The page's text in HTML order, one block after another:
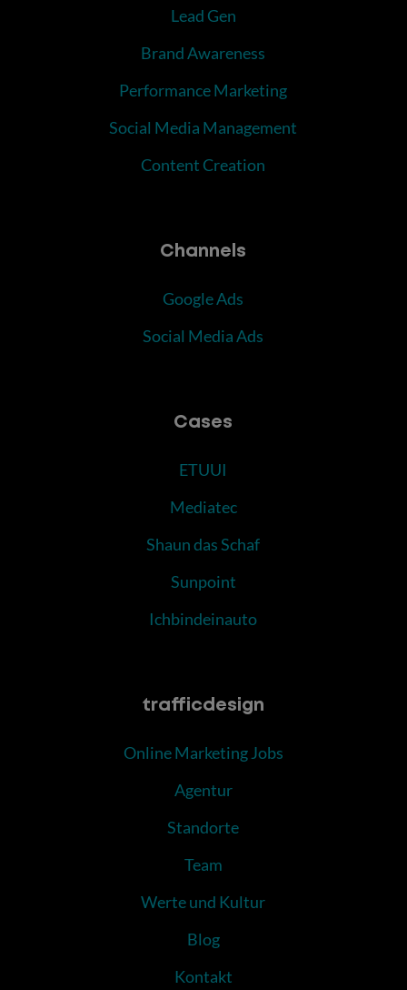
Lead Gen
Brand Awareness
Performance Marketing
Social Media Management
Content Creation
Channels
Google Ads
Social Media Ads
Cases
ETUUI
Mediatec
Shaun das Schaf
Sunpoint
Ichbindeinauto
trafficdesign
Online Marketing Jobs
Agentur
Standorte
Team
Werte und Kultur
Blog
Kontakt